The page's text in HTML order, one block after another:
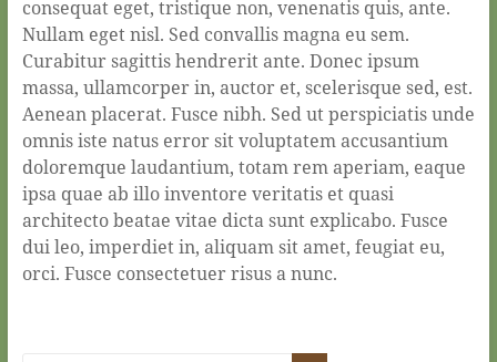
consequat eget, tristique non, venenatis quis, ante.
Nullam eget nisl. Sed convallis magna eu sem.
Curabitur sagittis hendrerit ante. Donec ipsum
massa, ullamcorper in, auctor et, scelerisque sed, est.
Aenean placerat. Fusce nibh. Sed ut perspiciatis unde
omnis iste natus error sit voluptatem accusantium
doloremque laudantium, totam rem aperiam, eaque
ipsa quae ab illo inventore veritatis et quasi
architecto beatae vitae dicta sunt explicabo. Fusce
dui leo, imperdiet in, aliquam sit amet, feugiat eu,
orci. Fusce consectetuer risus a nunc.